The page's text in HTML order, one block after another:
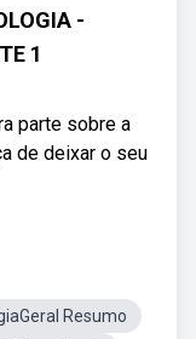
-
1
parte sobre a
de deixar o seu
Resumo